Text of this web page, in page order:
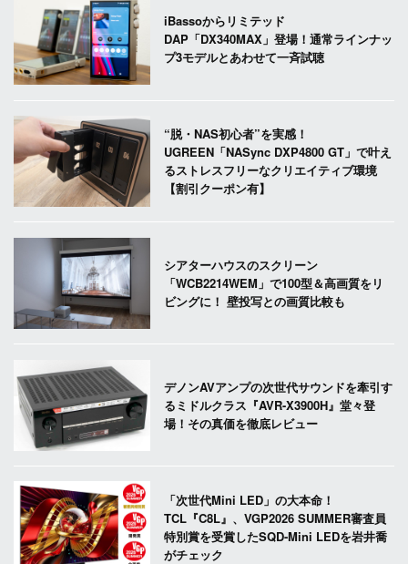
iBassoからリミテッド
DAP「DX340MAX」登場！通常ラインナッ
プ3モデルとあわせて一斉試聴
“脱・NAS初心者”を実感！
UGREEN「NASync DXP4800 GT」で叶え
るストレスフリーなクリエイティブ環境
【割引クーポン有】
シアターハウスのスクリーン
「WCB2214WEM」で100型＆高画質をリ
ビングに！ 壁投写との画質比較も
デノンAVアンプの次世代サウンドを牽引す
るミドルクラス『AVR-X3900H』堂々登
場！その真価を徹底レビュー
「次世代Mini LED」の大本命！
TCL『C8L』、VGP2026 SUMMER審査員
特別賞を受賞したSQD-Mini LEDを岩井喬
がチェック